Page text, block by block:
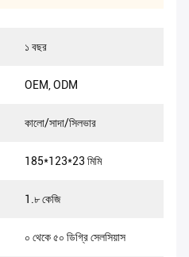
১ বছর
OEM, ODM
কালো/সাদা/সিলভার
185*123*23 মিমি
1.৮ কেজি
০ থেকে ৫০ ডিগ্রি সেলসিয়াস